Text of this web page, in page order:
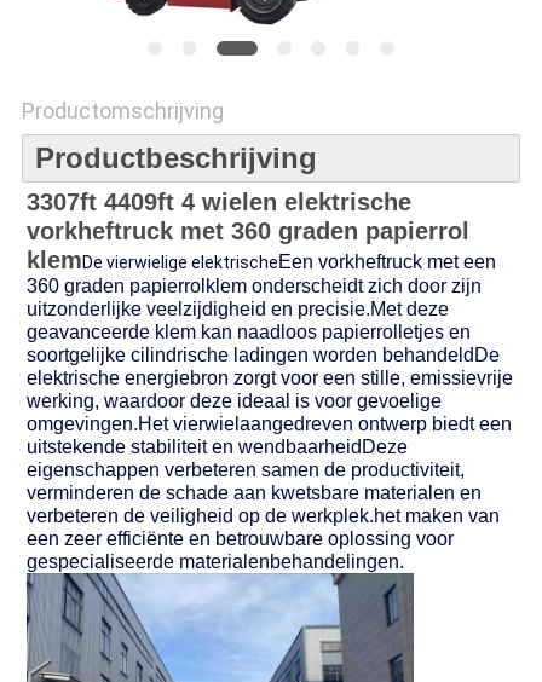
Productomschrijving
Productbeschrijving
3307ft 4409ft 4 wielen elektrische
vorkheftruck met 360 graden papierrol
klemDe vierwielige elektrischeEen vorkheftruck met een
360 graden papierrolklem onderscheidt zich door zijn
uitzonderlijke veelzijdigheid en precisie.Met deze
geavanceerde klem kan naadloos papierrolletjes en
soortgelijke cilindrische ladingen worden behandeldDe
elektrische energiebron zorgt voor een stille, emissievrije
werking, waardoor deze ideaal is voor gevoelige
omgevingen.Het vierwielaangedreven ontwerp biedt een
uitstekende stabiliteit en wendbaarheidDeze
eigenschappen verbeteren samen de productiviteit,
verminderen de schade aan kwetsbare materialen en
verbeteren de veiligheid op de werkplek.het maken van
een zeer efficiënte en betrouwbare oplossing voor
gespecialiseerde materialenbehandelingen.